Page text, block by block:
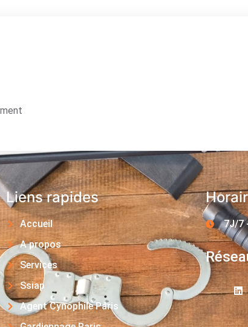
Liens rapides
Accueil
A propos
Services
Ssiap
Agent Cynophile Paris
7J/7